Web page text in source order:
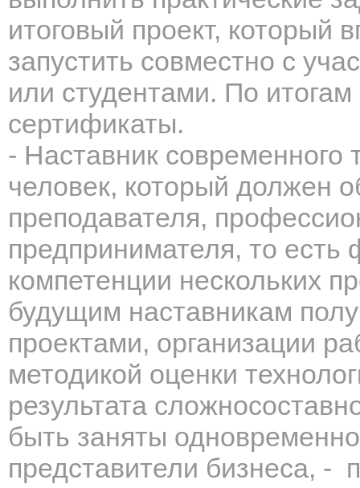
итоговый проект, который
запустить совместно с
или студентами. По итогам
сертификаты.
- Наставник современного
человек, который должен
преподавателя,
предпринимателя, то есть
компетенции нескольких
будущим наставникам
проектами, организации
методикой оценки
результата
быть заняты
представители бизнеса, -